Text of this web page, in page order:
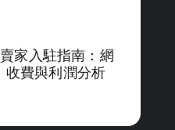
家入駐指南：網
收費與利潤分析